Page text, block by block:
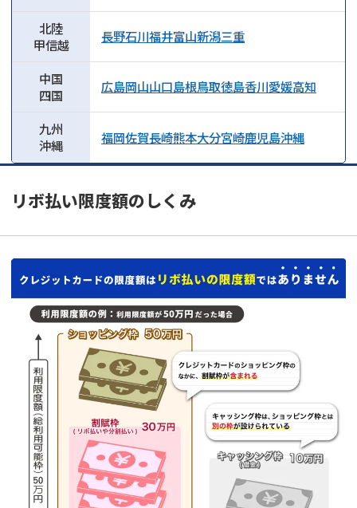
北陸
甲信越
長野石川福井富山新潟三重
中国
四国
広島岡山山口島根鳥取徳島香川愛媛高知
九州
沖縄
福岡佐賀長崎熊本大分宮崎鹿児島沖縄
リボ払い限度額のしくみ